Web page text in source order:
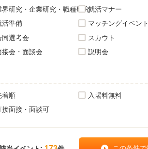
界研究・企業研究・職種研究就活マナー
活準備
マッチングイベント
同選考会
スカウト
接会・面談会
説明会
着順
入場料無料
接面接・面談可